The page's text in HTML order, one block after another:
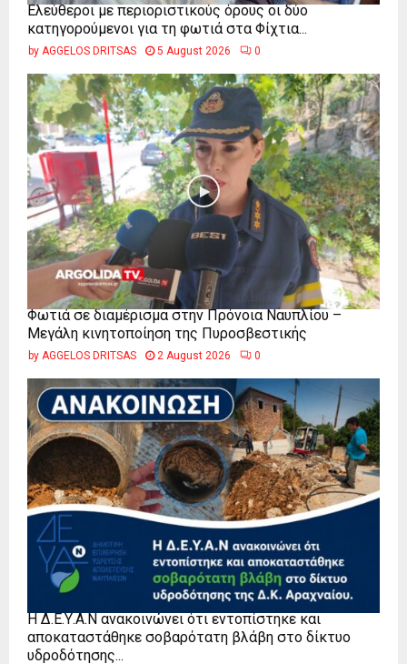
Ελεύθεροι με περιοριστικούς όρους οι δύο
κατηγορούμενοι για τη φωτιά στα Φίχτια...
by AGGELOS DRITSAS 5 August 2026 0
Φωτιά σε διαμέρισμα στην Πρόνοια Ναυπλίου –
Μεγάλη κινητοποίηση της Πυροσβεστικής
by AGGELOS DRITSAS 2 August 2026 0
Η Δ.Ε.Υ.Α.Ν ανακοινώνει ότι εντοπίστηκε και
αποκαταστάθηκε σοβαρότατη βλάβη στο δίκτυο
υδροδότησης...